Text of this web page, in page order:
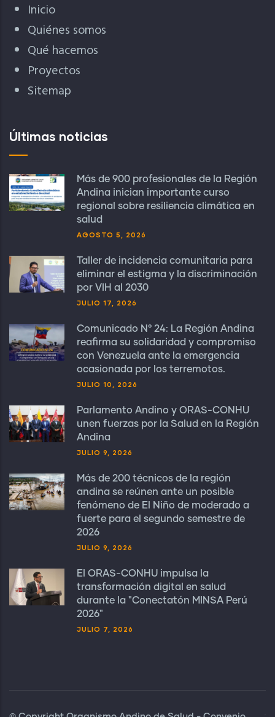
Inicio
Quiénes somos
Qué hacemos
Proyectos
Sitemap
Últimas noticias
Más de 900 profesionales de la Región
Andina inician importante curso
regional sobre resiliencia climática en
salud
AGOSTO 5, 2026
Taller de incidencia comunitaria para
eliminar el estigma y la discriminación
por VIH al 2030
JULIO 17, 2026
Comunicado N° 24: La Región Andina
reafirma su solidaridad y compromiso
con Venezuela ante la emergencia
ocasionada por los terremotos.
JULIO 10, 2026
Parlamento Andino y ORAS-CONHU
unen fuerzas por la Salud en la Región
Andina
JULIO 9, 2026
Más de 200 técnicos de la región
andina se reúnen ante un posible
fenómeno de El Niño de moderado a
fuerte para el segundo semestre de
2026
JULIO 9, 2026
El ORAS-CONHU impulsa la
transformación digital en salud
durante la "Conectatón MINSA Perú
2026"
JULIO 7, 2026